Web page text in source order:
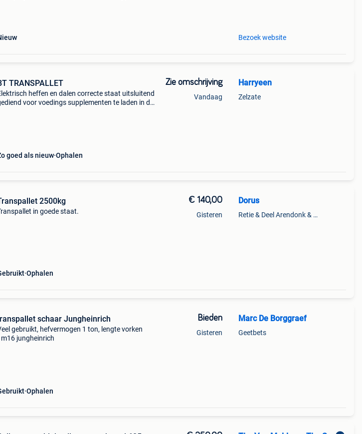
Bezoek website
TRANSPALLET
heffen en dalen correcte staat uitsluitend
voor voedings supplementen te laden in de
goed als nieuw Ophalen
Zie omschrijving
Vandaag
Harryeen
Zelzate
2500kg
in goede staat.
Ophalen
€ 140,00
Gisteren
Dorus
Retie & Deel Arendonk & Oud-Turnhout
schaar Jungheinrich
gebruikt, hefvermogen 1 ton, lengte vorken
jungheinrich
Ophalen
Bieden
Gisteren
Marc De Borggraef
Geetbets